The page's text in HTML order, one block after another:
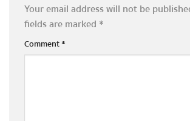
Your email address will not be
fields are marked *
Comment*